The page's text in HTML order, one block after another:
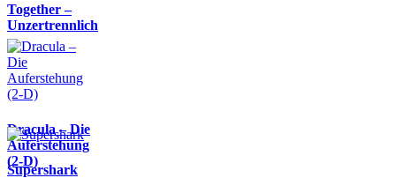
Together –
Unzertrennlich
Dracula – Die
Auferstehung
(2-D)
Supershark